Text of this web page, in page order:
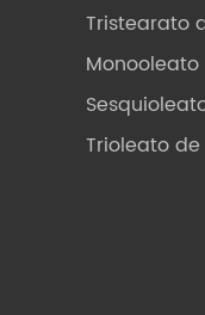
Tristearato
Trioleato